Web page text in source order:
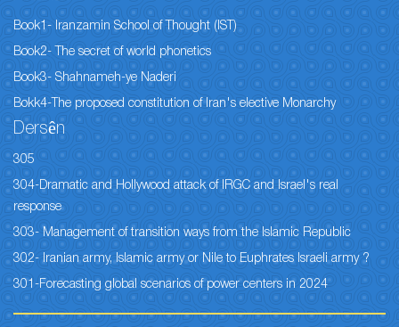
Book1- Iranzamin School of Thought (IST)
Book2- The secret of world phonetics
Book3- Shahnameh-ye Naderi
Bokk4-The proposed constitution of Iran's elective Monarchy
Dersên
305
304-Dramatic and Hollywood attack of IRGC and Israel's real
response
303- Management of transition ways from the Islamic Republic
302- Iranian army, Islamic army or Nile to Euphrates Israeli army ?
301-Forecasting global scenarios of power centers in 2024